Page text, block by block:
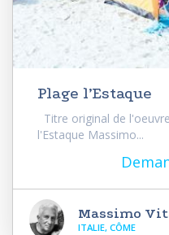
Plage l’Estaque
Titre original de
l'Estaque Massimo...
Massimo
ITALIE, CÔME